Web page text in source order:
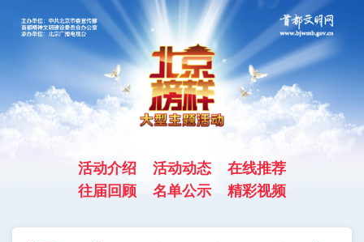
活动介绍 活动动态
在线推荐
往届回顾
名单公示 精彩视频